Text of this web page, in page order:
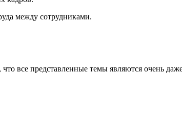
между сотрудниками.
все представленные темы являются очень